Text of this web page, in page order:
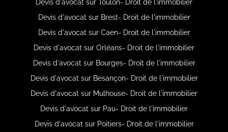
Devis d'avocat sur Toulon- Droit de l'immobilier
Devis d'avocat sur Brest- Droit de l'immobilier
Devis d'avocat sur Caen- Droit de l'immobilier
Devis d'avocat sur Orléans- Droit de l'immobilier
Devis d'avocat sur Bourges- Droit de l'immobilier
Devis d'avocat sur Besançon- Droit de l'immobilier
Devis d'avocat sur Mulhouse- Droit de l'immobilier
Devis d'avocat sur Pau- Droit de l'immobilier
Devis d'avocat sur Poitiers- Droit de l'immobilier